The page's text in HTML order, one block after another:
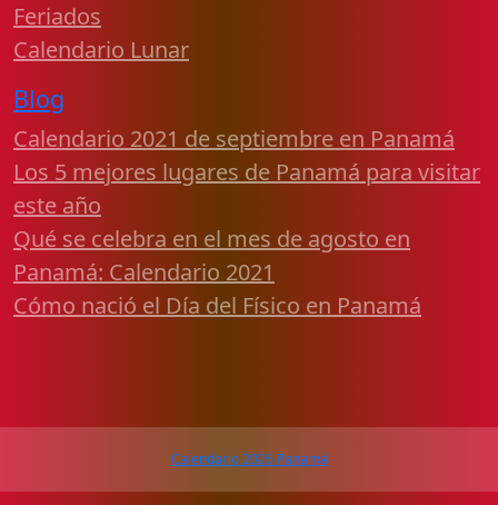
Feriados
Calendario Lunar
Blog
Calendario 2021 de septiembre en Panamá
Los 5 mejores lugares de Panamá para visitar
este año
Qué se celebra en el mes de agosto en
Panamá: Calendario 2021
Cómo nació el Día del Físico en Panamá
Calendario 2026 Panamá